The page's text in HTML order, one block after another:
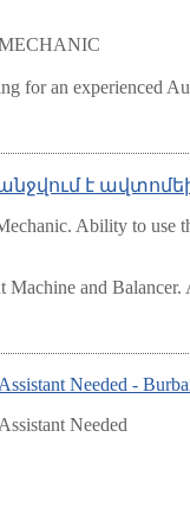
for an experienced
է
Ability to use
Machine and Balancer.
Needed -
Needed